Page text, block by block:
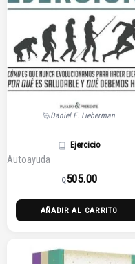
Daniel E. Lieberman
Ejercicio
Autoayuda
Q505.00
AÑADIR AL CARRITO